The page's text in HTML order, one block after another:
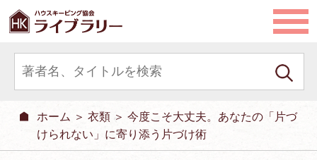
ホーム ＞ 衣類 ＞ 今度こそ大丈夫。あなたの「片づ
けられない」に寄り添う片づけ術